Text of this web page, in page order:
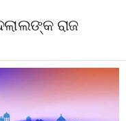
ରାଜ